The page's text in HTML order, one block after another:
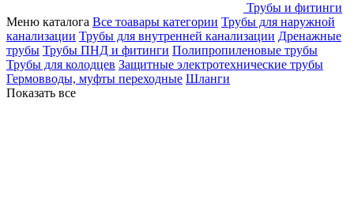
Трубы и фитинги
Меню каталога Все тоавары категории Трубы для наружной
канализации Трубы для внутренней канализации Дренажные
трубы Трубы ПНД и фитинги Полипропиленовые трубы
Трубы для колодцев Защитные электротехнические трубы
Гермовводы, муфты переходные Шланги
Показать все